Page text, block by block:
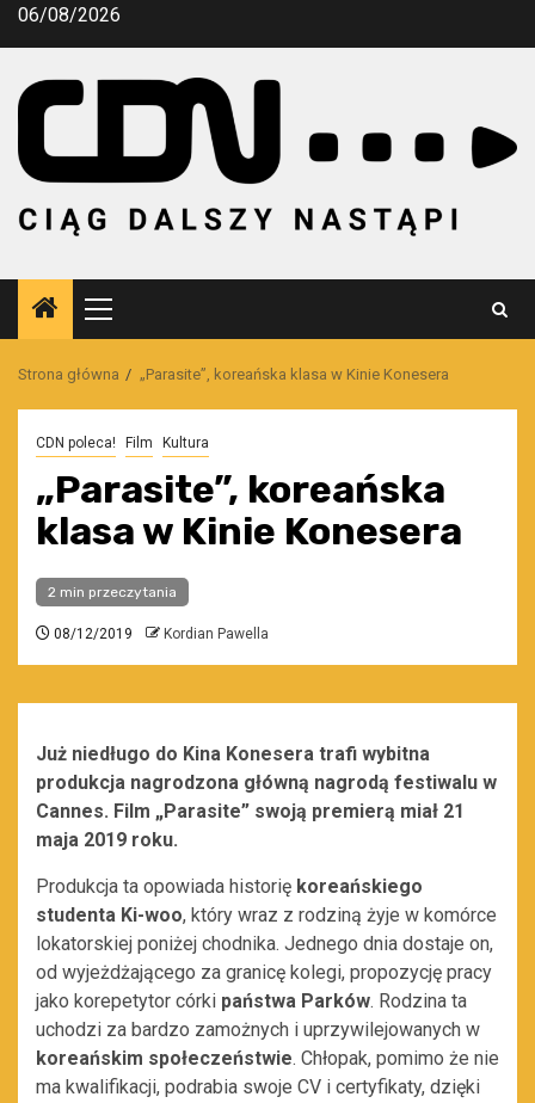
Przejdź
06/08/2026
Menu
główne
Strona główna „Parasite”, koreańska klasa w Kinie Konesera
CDN poleca! Film Kultura
„Parasite”, koreańska
klasa w Kinie Konesera
2 min przeczytania
08/12/2019 Kordian Pawella
Już niedługo do Kina Konesera trafi wybitna
produkcja nagrodzona główną nagrodą festiwalu w
Cannes. Film „Parasite” swoją premierą miał 21
maja 2019 roku.
Produkcja ta opowiada historię koreańskiego
studenta Ki-woo, który wraz z rodziną żyje w komórce
lokatorskiej poniżej chodnika. Jednego dnia dostaje on,
od wyjeżdżającego za granicę kolegi, propozycję pracy
jako korepetytor córki państwa Parków. Rodzina ta
uchodzi za bardzo zamożnych i uprzywilejowanych w
koreańskim społeczeństwie. Chłopak, pomimo że nie
ma kwalifikacji, podrabia swoje CV i certyfikaty, dzięki